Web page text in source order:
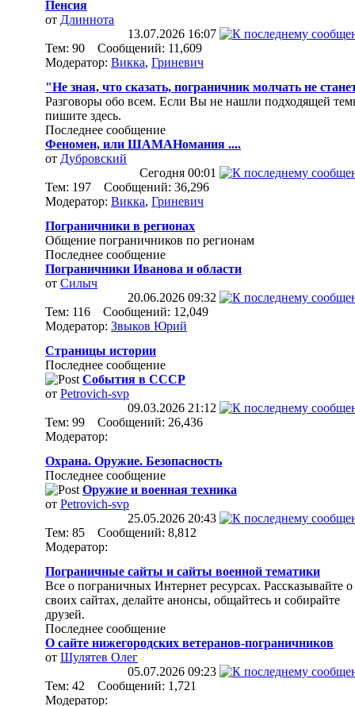
Пенсия
от Длиннота
13.07.2026 16:07
Тем: 90 Сообщений: 11,609
Модератор: Викка, Гриневич
"Не зная, что сказать, пограничник молчать не
Разговоры обо всем. Если Вы не нашли подходящей
пишите здесь.
Последнее сообщение
Феномен, или ШАМАНомания ....
от Дубровский
Сегодня 00:01
Тем: 197 Сообщений: 36,296
Модератор: Викка, Гриневич
Пограничники в регионах
Общение пограничников по регионам
Последнее сообщение
Пограничники Иванова и области
от Силыч
20.06.2026 09:32
Тем: 116 Сообщений: 12,049
Модератор: Звыков Юрий
Страницы истории
Последнее сообщение
События в СССР
от Petrovich-svp
09.03.2026 21:12
Тем: 99 Сообщений: 26,436
Модератор:
Охрана. Оружие. Безопасность
Последнее сообщение
Оружие и военная техника
от Petrovich-svp
25.05.2026 20:43
Тем: 85 Сообщений: 8,812
Модератор:
Пограничные сайты и сайты военной тематики
Все о пограничных Интернет ресурсах. Рассказывайте о
своих сайтах, делайте анонсы, общайтесь и собирайте
друзей.
Последнее сообщение
О сайте нижегородских ветеранов-пограничников
от Шулятев Олег
05.07.2026 09:23
Тем: 42 Сообщений: 1,721
Модератор: